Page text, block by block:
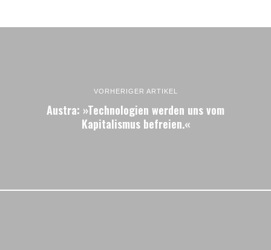
VORHERIGER ARTIKEL
Austra: »Technologien werden uns vom
Kapitalismus befreien.«